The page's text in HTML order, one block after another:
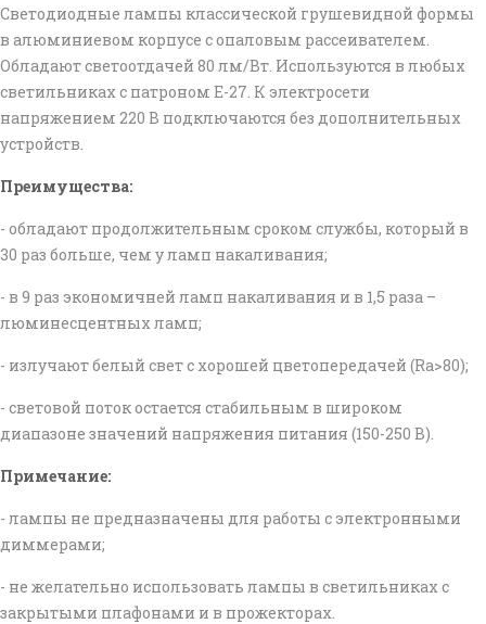
Светодиодные лампы классической грушевидной формы
в алюминиевом корпусе с опаловым рассеивателем.
Обладают светоотдачей 80 лм/Вт. Используются в любых
светильниках с патроном Е-27. К электросети
напряжением 220 В подключаются без дополнительных
устройств.
Преимущества:
- обладают продолжительным сроком службы, который в
30 раз больше, чем у ламп накаливания;
- в 9 раз экономичней ламп накаливания и в 1,5 раза –
люминесцентных ламп;
- излучают белый свет с хорошей цветопередачей (Ra>80);
- световой поток остается стабильным в широком
диапазоне значений напряжения питания (150-250 В).
Примечание:
- лампы не предназначены для работы с электронными
диммерами;
- не желательно использовать лампы в светильниках с
закрытыми плафонами и в прожекторах.